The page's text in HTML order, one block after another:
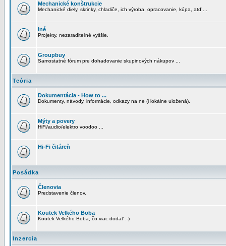
Mechanické konštrukcie
Mechanické diely, skrinky, chladiče, ich výroba, opracovanie, kúpa, atď ...
Iné
Projekty, nezaraditeľné vyššie.
Groupbuy
Samostatné fórum pre dohadovanie skupinových nákupov ...
Teória
Dokumentácia - How to ...
Dokumenty, návody, informácie, odkazy na ne (i lokálne uložená).
Mýty a povery
HiFi/audio/elektro voodoo ...
Hi-Fi čitáreň
Posádka
Členovia
Predstavenie členov.
Koutek Velkého Boba
Koutek Velkého Boba, čo viac dodať :-)
Inzercia